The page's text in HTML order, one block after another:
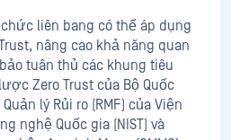
liên bang có thể áp dụng
nâng cao khả năng quan
tuân thủ các khung tiêu
Zero Trust của Bộ Quốc
lý Rủi ro (RMF) của Viện
nghệ Quốc gia (NIST) và